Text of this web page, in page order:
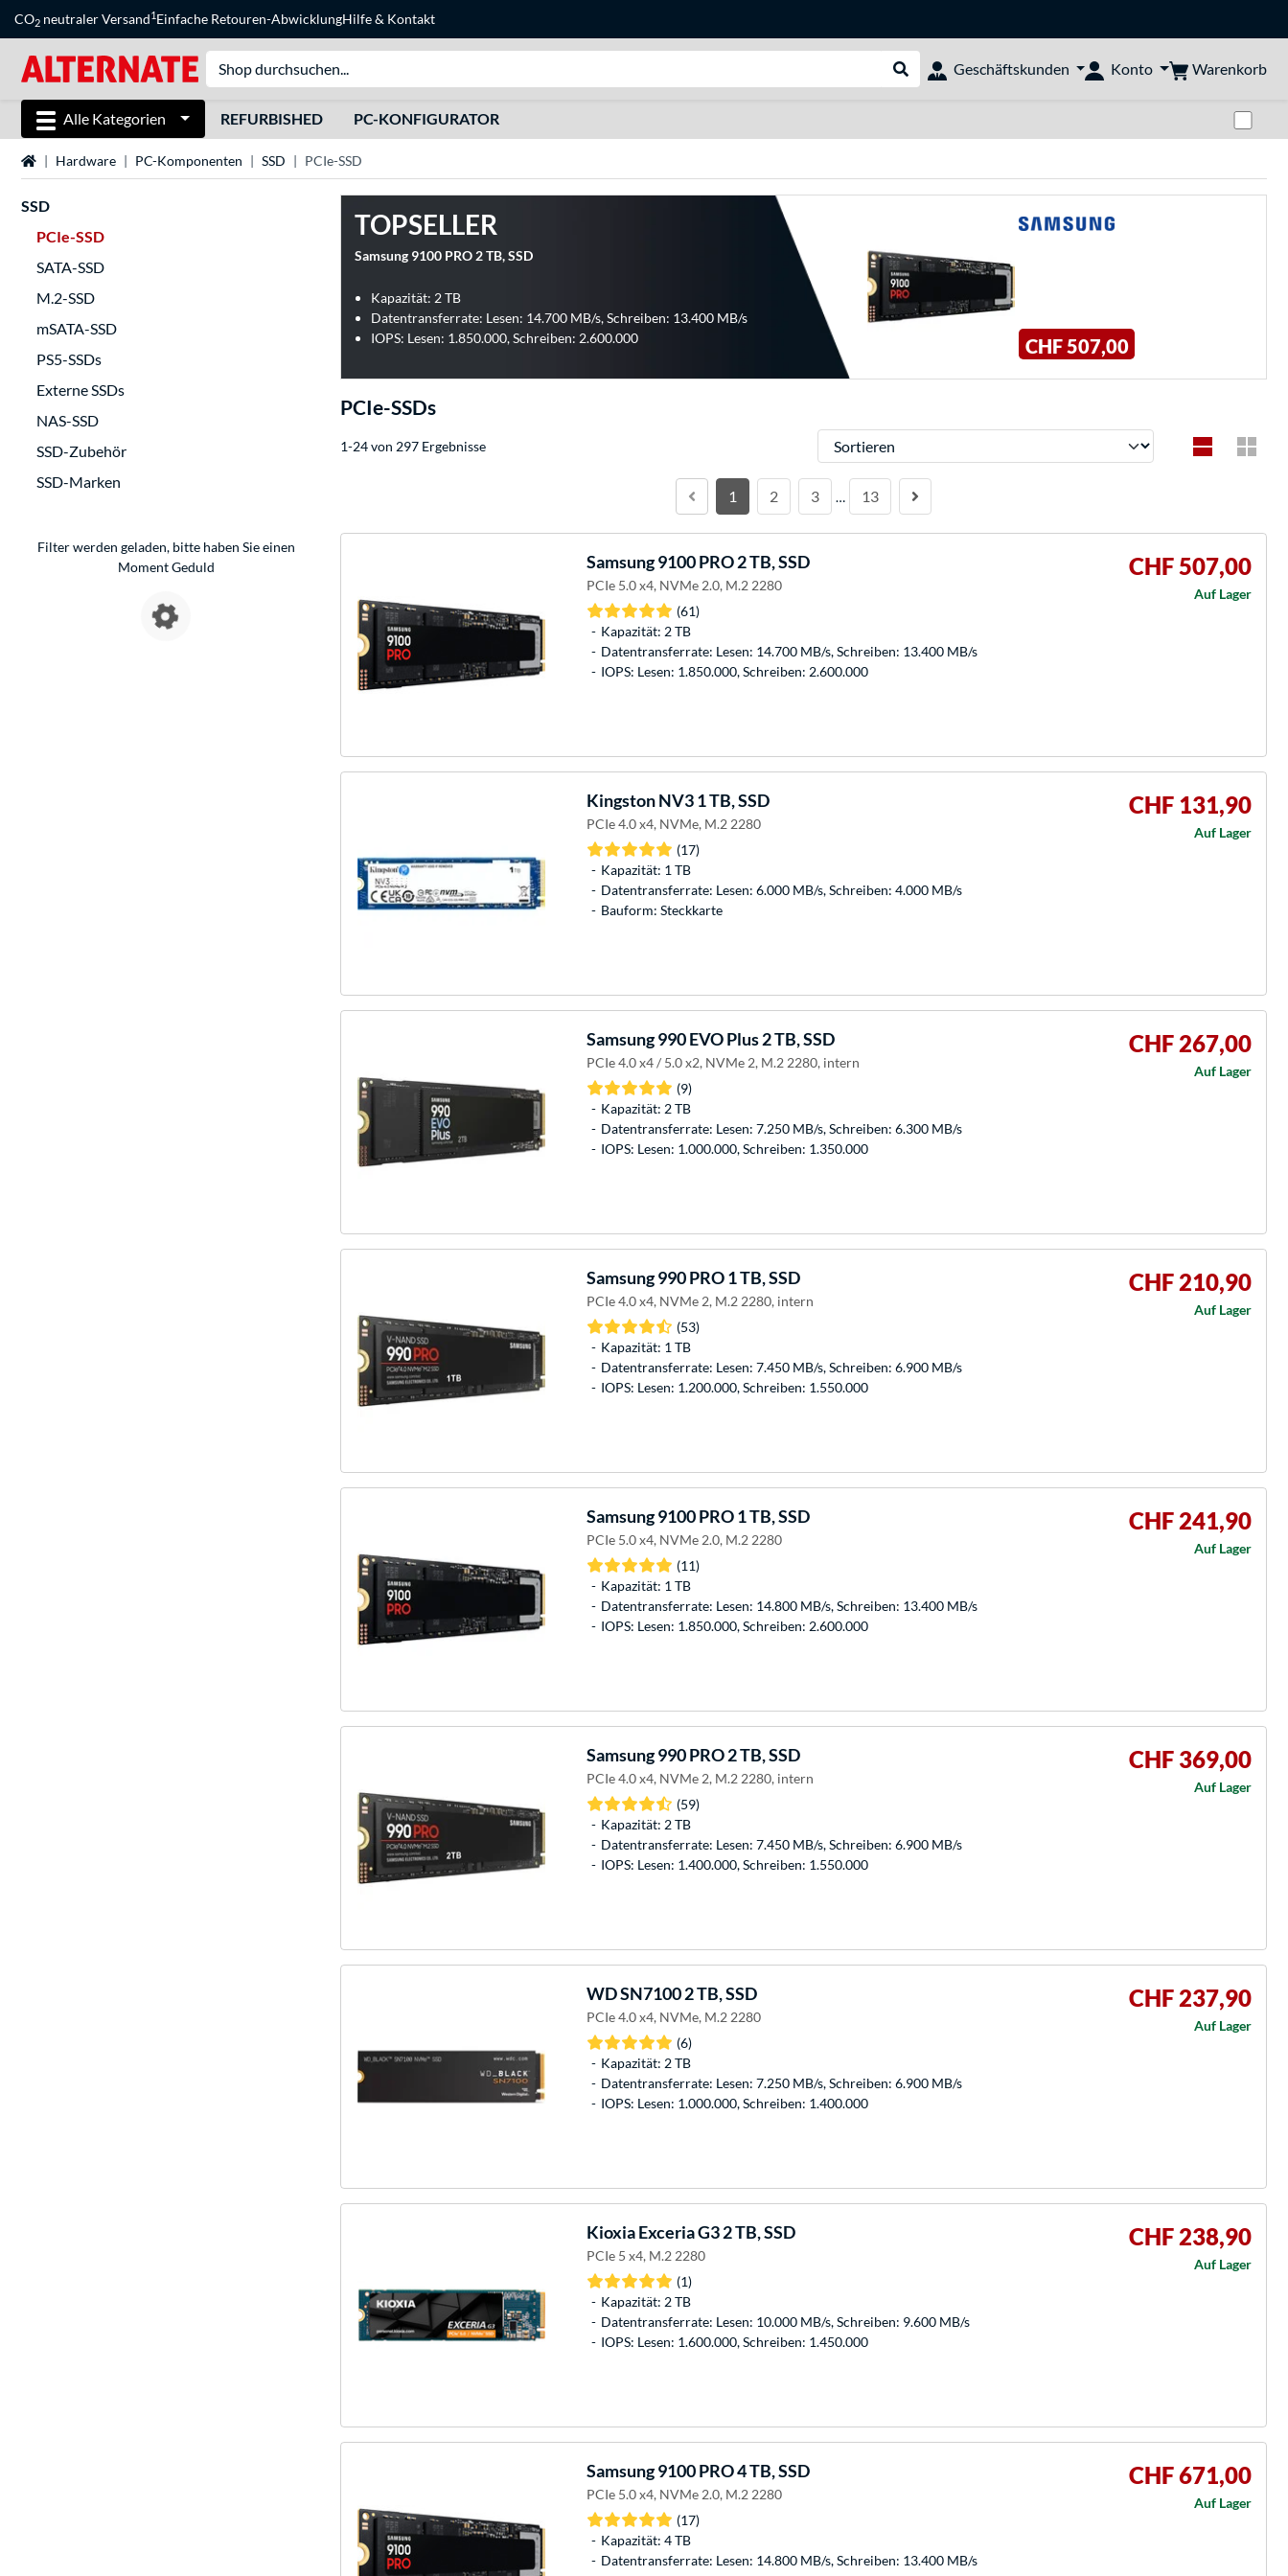
CO2 neutraler Versand1Einfache Retouren-AbwicklungHilfe& Kontakt
Suche durchführen
Geschäftskunden Konto Warenkorb
Alle Kategorien REFURBISHED PC-KONFIGURATOR
StartseiteHardware PC-Komponenten SSD PCIe-SSD
SSD
PCIe-SSD
SATA-SSD
M.2-SSD
mSATA-SSD
PS5-SSDs
Externe SSDs
NAS-SSD
SSD-Zubehör
SSD-Marken
Filter werden geladen, bitte haben Sie einen
Moment Geduld
TOPSELLER
Samsung 9100 PRO 2 TB, SSD
Kapazität: 2 TB
Datentransferrate: Lesen: 14.700 MB/s, Schreiben: 13.400 MB/s
IOPS: Lesen: 1.850.000, Schreiben: 2.600.000
CHF 507,00
PCIe-SSDs
1-24 von 297 Ergebnisse Sortieren
1 2 3 … 13
Samsung9100 PRO 2 TB, SSD
PCIe 5.0 x4, NVMe 2.0, M.2 2280
(61)
Kapazität: 2 TB
Datentransferrate: Lesen: 14.700 MB/s, Schreiben: 13.400 MB/s
IOPS: Lesen: 1.850.000, Schreiben: 2.600.000
CHF 507,00
Auf Lager
KingstonNV3 1 TB, SSD
PCIe 4.0 x4, NVMe, M.2 2280
(17)
Kapazität: 1 TB
Datentransferrate: Lesen: 6.000 MB/s, Schreiben: 4.000 MB/s
Bauform: Steckkarte
CHF 131,90
Auf Lager
Samsung990 EVO Plus 2 TB, SSD
PCIe 4.0 x4 / 5.0 x2, NVMe 2, M.2 2280, intern
(9)
Kapazität: 2 TB
Datentransferrate: Lesen: 7.250 MB/s, Schreiben: 6.300 MB/s
IOPS: Lesen: 1.000.000, Schreiben: 1.350.000
CHF 267,00
Auf Lager
Samsung990 PRO 1 TB, SSD
PCIe 4.0 x4, NVMe 2, M.2 2280, intern
(53)
Kapazität: 1 TB
Datentransferrate: Lesen: 7.450 MB/s, Schreiben: 6.900 MB/s
IOPS: Lesen: 1.200.000, Schreiben: 1.550.000
CHF 210,90
Auf Lager
Samsung9100 PRO 1 TB, SSD
PCIe 5.0 x4, NVMe 2.0, M.2 2280
(11)
Kapazität: 1 TB
Datentransferrate: Lesen: 14.800 MB/s, Schreiben: 13.400 MB/s
IOPS: Lesen: 1.850.000, Schreiben: 2.600.000
CHF 241,90
Auf Lager
Samsung990 PRO 2 TB, SSD
PCIe 4.0 x4, NVMe 2, M.2 2280, intern
(59)
Kapazität: 2 TB
Datentransferrate: Lesen: 7.450 MB/s, Schreiben: 6.900 MB/s
IOPS: Lesen: 1.400.000, Schreiben: 1.550.000
CHF 369,00
Auf Lager
WDSN7100 2 TB, SSD
PCIe 4.0 x4, NVMe, M.2 2280
(6)
Kapazität: 2 TB
Datentransferrate: Lesen: 7.250 MB/s, Schreiben: 6.900 MB/s
IOPS: Lesen: 1.000.000, Schreiben: 1.400.000
CHF 237,90
Auf Lager
KioxiaExceria G3 2 TB, SSD
PCIe 5 x4, M.2 2280
(1)
Kapazität: 2 TB
Datentransferrate: Lesen: 10.000 MB/s, Schreiben: 9.600 MB/s
IOPS: Lesen: 1.600.000, Schreiben: 1.450.000
CHF 238,90
Auf Lager
Samsung9100 PRO 4 TB, SSD
PCIe 5.0 x4, NVMe 2.0, M.2 2280
(17)
Kapazität: 4 TB
Datentransferrate: Lesen: 14.800 MB/s, Schreiben: 13.400 MB/s
CHF 671,00
Auf Lager